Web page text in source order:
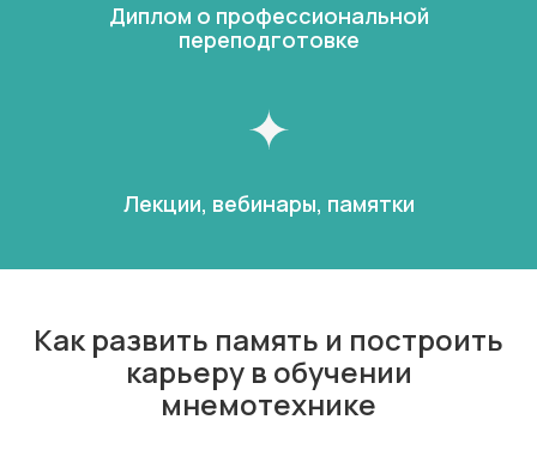
Диплом о профессиональной
переподготовке
Лекции, вебинары, памятки
Как развить память и построить
карьеру в обучении
мнемотехнике